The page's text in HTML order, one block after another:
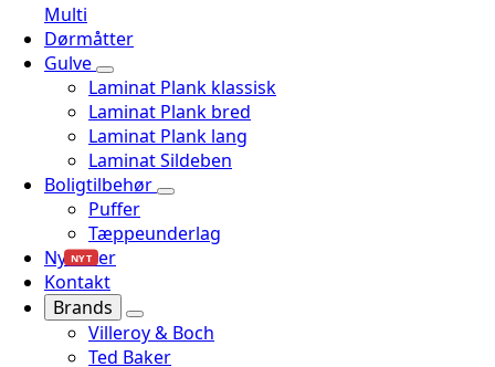
Multi
Dørmåtter
Gulve
Laminat Plank klassisk
Laminat Plank bred
Laminat Plank lang
Laminat Sildeben
Boligtilbehør
Puffer
Tæppeunderlag
Nyheder
NYT
Kontakt
Brands
Villeroy & Boch
Ted Baker